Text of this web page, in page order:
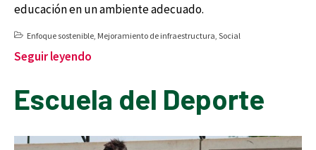
educación en un ambiente adecuado.
Enfoque sostenible Mejoramiento de infraestructura Social
Seguir leyendo
Escuela del Deporte